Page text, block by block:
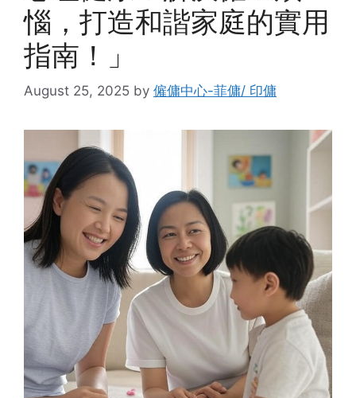
惱，打造和諧家庭的實用
指南！」
August 25, 2025 by 僱傭中心-菲傭/ 印傭